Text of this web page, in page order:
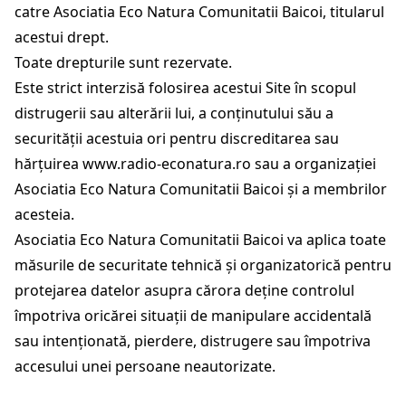
catre Asociatia Eco Natura Comunitatii Baicoi, titularul
acestui drept.
Toate drepturile sunt rezervate.
Este strict interzisă folosirea acestui Site în scopul
distrugerii sau alterării lui, a conținutului său a
securității acestuia ori pentru discreditarea sau
hărțuirea www.radio-econatura.ro sau a organizației
Asociatia Eco Natura Comunitatii Baicoi și a membrilor
acesteia.
Asociatia Eco Natura Comunitatii Baicoi va aplica toate
măsurile de securitate tehnică și organizatorică pentru
protejarea datelor asupra cărora deține controlul
împotriva oricărei situații de manipulare accidentală
sau intenționată, pierdere, distrugere sau împotriva
accesului unei persoane neautorizate.